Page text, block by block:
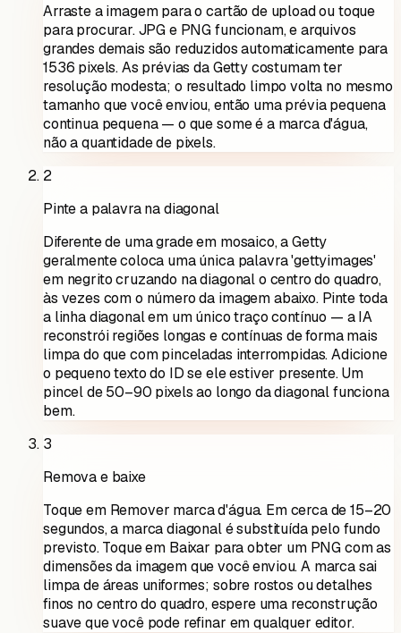
Arraste a imagem para o cartão de upload ou toque
para procurar. JPG e PNG funcionam, e arquivos
grandes demais são reduzidos automaticamente para
1536 pixels. As prévias da Getty costumam ter
resolução modesta; o resultado limpo volta no mesmo
tamanho que você enviou, então uma prévia pequena
continua pequena — o que some é a marca d'água,
não a quantidade de pixels.
2
Pinte a palavra na diagonal
Diferente de uma grade em mosaico, a Getty
geralmente coloca uma única palavra 'gettyimages'
em negrito cruzando na diagonal o centro do quadro,
às vezes com o número da imagem abaixo. Pinte toda
a linha diagonal em um único traço contínuo — a IA
reconstrói regiões longas e contínuas de forma mais
limpa do que com pinceladas interrompidas. Adicione
o pequeno texto do ID se ele estiver presente. Um
pincel de 50–90 pixels ao longo da diagonal funciona
bem.
3
Remova e baixe
Toque em Remover marca d'água. Em cerca de 15–20
segundos, a marca diagonal é substituída pelo fundo
previsto. Toque em Baixar para obter um PNG com as
dimensões da imagem que você enviou. A marca sai
limpa de áreas uniformes; sobre rostos ou detalhes
finos no centro do quadro, espere uma reconstrução
suave que você pode refinar em qualquer editor.